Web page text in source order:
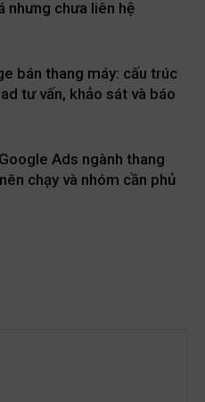
nhưng chưa liên hệ
bán thang máy: cấu trúc
tư vấn, khảo sát và báo
Ads ngành thang
chạy và nhóm cần phủ